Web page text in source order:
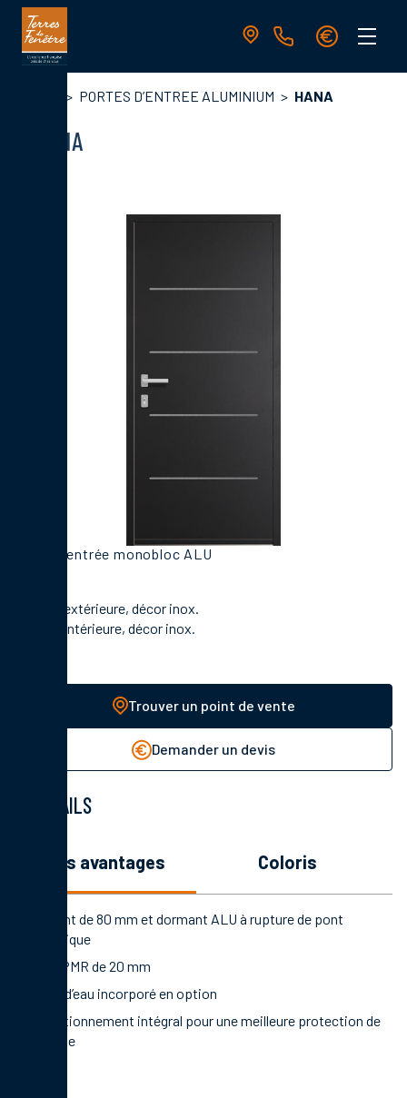
Aller
contenu
principale
PORTES D’ENTREE ALUMINIUM HANA
HANA
Porte d'entrée monobloc ALU
En face extérieure, décor inox.
En face intérieure, décor inox.
Trouver un point de vente
Demander un devis
DÉTAILS
les avantages coloris
Ouvrant de 80 mm et dormant ALU à rupture de pont
thermique
Seuil PMR de 20 mm
Rejet d’eau incorporé en option
Conditionnement intégral pour une meilleure protection de
la porte